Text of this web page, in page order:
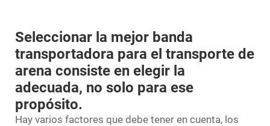
Seleccionar la mejor banda
transportadora para el transporte de
arena consiste en elegir la
adecuada, no solo para ese
propósito.
Hay varios factores que debe tener en cuenta, los